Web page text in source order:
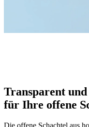
Transparent
für Ihre offene